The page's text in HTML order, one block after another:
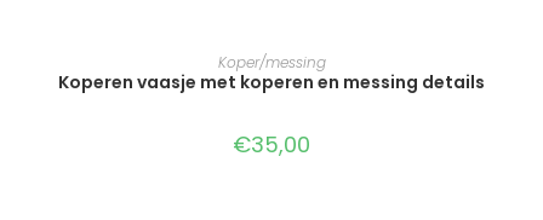
TOEVOEGEN AAN WINKELWAGEN
Koper/messing
Koperen vaasje met koperen en messing details
€35,00